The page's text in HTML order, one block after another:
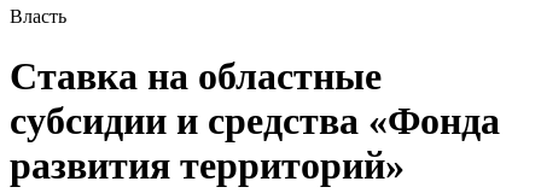
Власть
Ставка на областные
субсидии и средства «Фонда
развития территорий»